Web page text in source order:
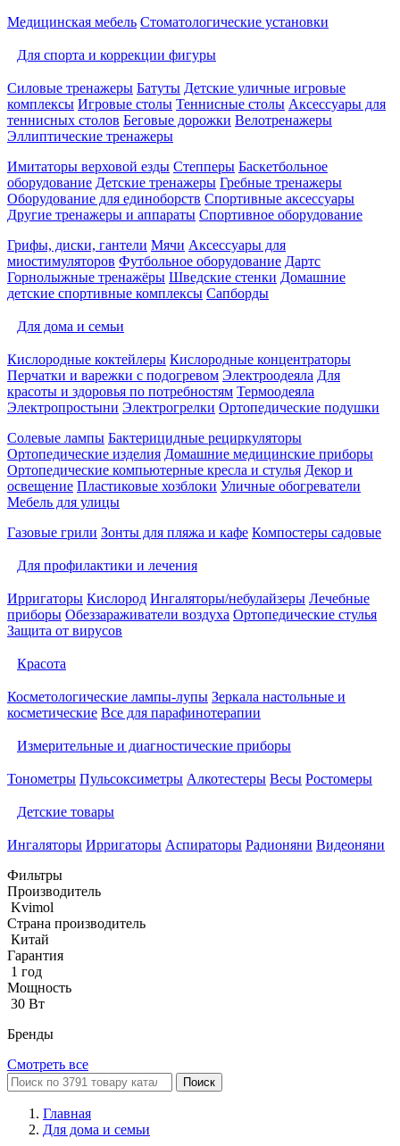
Медицинская мебель Стоматологические установки
Для спорта и коррекции фигуры
Силовые тренажеры Батуты Детские уличные игровые
комплексы Игровые столы Теннисные столы Аксессуары для
теннисных столов Беговые дорожки Велотренажеры
Эллиптические тренажеры
Имитаторы верховой езды Степперы Баскетбольное
оборудование Детские тренажеры Гребные тренажеры
Оборудование для единоборств Спортивные аксессуары
Другие тренажеры и аппараты Спортивное оборудование
Грифы, диски, гантели Мячи Аксессуары для
миостимуляторов Футбольное оборудование Дартс
Горнолыжные тренажёры Шведские стенки Домашние
детские спортивные комплексы Сапборды
Для дома и семьи
Кислородные коктейлеры Кислородные концентраторы
Перчатки и варежки с подогревом Электроодеяла Для
красоты и здоровья по потребностям Термоодеяла
Электропростыни Электрогрелки Ортопедические подушки
Солевые лампы Бактерицидные рециркуляторы
Ортопедические изделия Домашние медицинские приборы
Ортопедические компьютерные кресла и стулья Декор и
освещение Пластиковые хозблоки Уличные обогреватели
Мебель для улицы
Газовые грили Зонты для пляжа и кафе Компостеры садовые
Для профилактики и лечения
Ирригаторы Кислород Ингаляторы/небулайзеры Лечебные
приборы Обеззараживатели воздуха Ортопедические стулья
Защита от вирусов
Красота
Косметологические лампы-лупы Зеркала настольные и
косметические Все для парафинотерапии
Измерительные и диагностические приборы
Тонометры Пульсоксиметры Алкотестеры Весы Ростомеры
Детские товары
Ингаляторы Ирригаторы Аспираторы Радионяни Видеоняни
Фильтры
Производитель
Kvimol
Страна производитель
Китай
Гарантия
1 год
Мощность
30 Вт
Бренды
Смотреть все
Поиск
Главная
Для дома и семьи